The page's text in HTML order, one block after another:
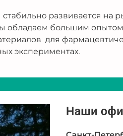
развивается на
обладаем большим
для
экспериментах.
Наши